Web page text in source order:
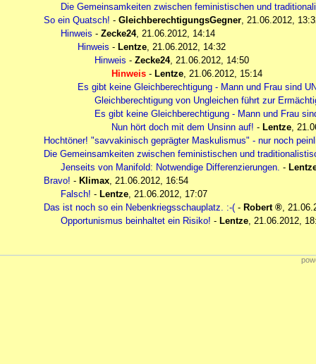
Die Gemeinsamkeiten zwischen feministischen und
So ein Quatsch! - GleichberechtigungsGegner 21.06.2012,
Hinweis - Zecke24, 21.06.2012, 14:14
Hinweis - Lentze 21.06.2012, 14:32
Hinweis - Zecke24, 21.06.2012, 14:50
Hinweis - Lentze 21.06.2012, 15:14
Es gibt keine Gleichberechtigung - Mann und Frau sind
Gleichberechtigung von Ungleichen führt zur
Es gibt keine Gleichberechtigung - Mann und Frau
Nun hört doch mit dem Unsinn auf! - Lentze
Hochtöner! "savvakinisch geprägter Maskulismus" - nur noch
Die Gemeinsamkeiten zwischen feministischen und
Jenseits von Manifold: Notwendige Differenzierungen. -
Bravo! - Klimax 21.06.2012, 16:54
Falsch! - Lentze 21.06.2012, 17:07
Das ist noch so ein Nebenkriegsschauplatz. :-( - Robert
Opportunismus beinhaltet ein Risiko! - Lentze 21.06.2012,